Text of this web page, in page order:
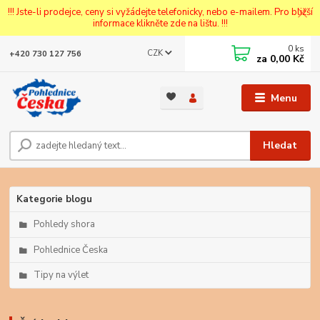
!!! Jste-li prodejce, ceny si vyžádejte telefonicky, nebo e-mailem. Pro bližší
informace klikněte zde na lištu. !!!
Menu
CZK
Hledat
+420 730 127 756 0 ks
za 0,00 Kč
Kategorie blogu
Pohledy shora
Pohlednice Česka
Tipy na výlet